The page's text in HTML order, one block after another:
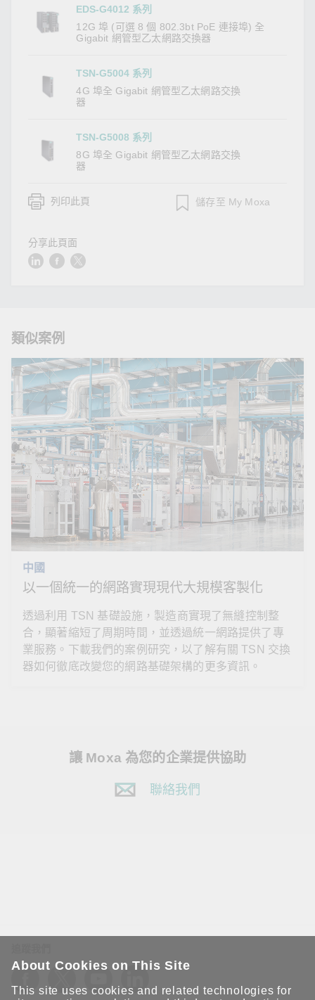
EDS-G4012 系列
12G 埠 (可選 8 個 802.3bt PoE 連接埠) 全
Gigabit 網管型乙太網路交換器
TSN-G5004 系列
4G 埠全 Gigabit 網管型乙太網路交換
器
TSN-G5008 系列
8G 埠全 Gigabit 網管型乙太網路交換
器
列印此頁 儲存至 My Moxa
分享此頁面
類似案例
中國
以一個統一的網路實現現代大規模客製化
透過利用 TSN 基礎設施，製造商實現了無縫控制整
合，顯著縮短了周期時間，並透過統一網路提供了專
業服務。下載我們的案例研究，以了解有關 TSN 交換
器如何徹底改變您的網路基礎架構的更多資訊。
讓 Moxa 為您的企業提供協助
聯絡我們
About Cookies on This Site
This site uses cookies and related technologies for